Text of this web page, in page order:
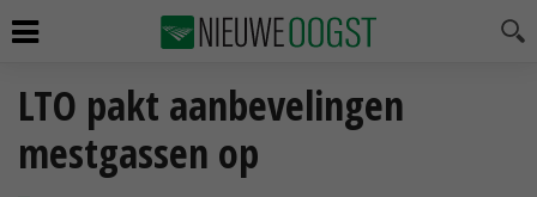
LTO pakt aanbevelingen
mestgassen op